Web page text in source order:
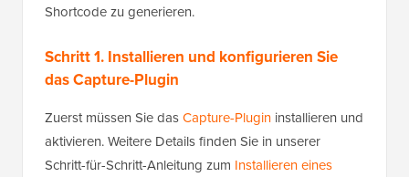
Shortcode zu generieren.
Schritt 1. Installieren und konfigurieren Sie
das Capture-Plugin
Zuerst müssen Sie dasCapture-Plugin installieren und
aktivieren. Weitere Details finden Sie in unserer
Schritt-für-Schritt-Anleitung zum Installieren eines